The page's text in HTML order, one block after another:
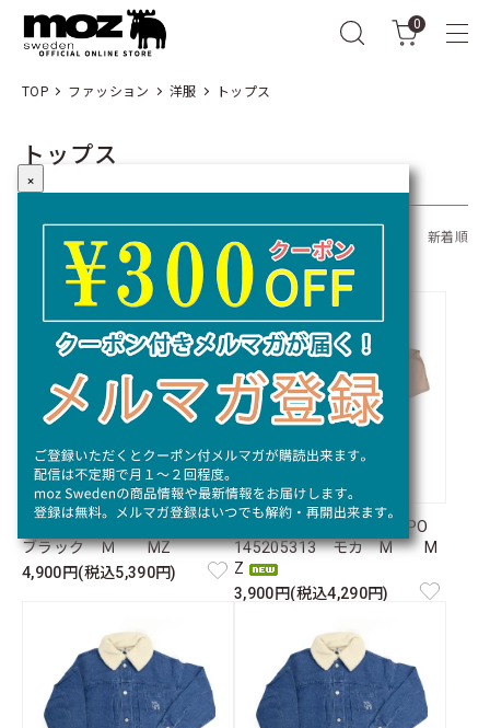
0
TOP ファッション 洋服 トップス
トップス
全21商品 おすすめ順 新着順
ブラック Ｍ MZ
4,900円(税込5,390円)
フード風裾フェイク長袖PO
145205313 モカ M M
Z
3,900円(税込4,290円)
×